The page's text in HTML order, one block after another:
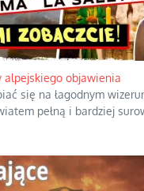
Tajny pakt ze